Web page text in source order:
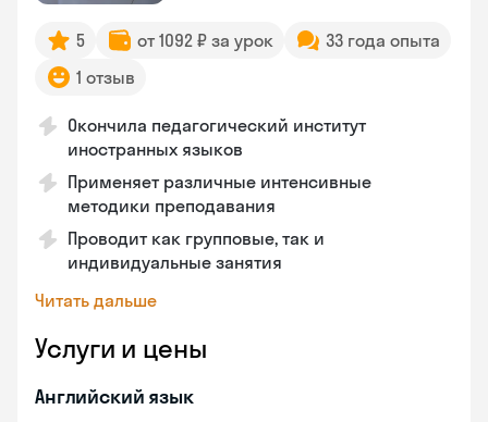
5 от 1092 ₽ за урок
33 года опыта
1 отзыв
Окончила педагогический институт
иностранных языков
Применяет различные интенсивные
методики преподавания
Проводит как групповые, так и
индивидуальные занятия
Читать дальше
Услуги и цены
Английский язык